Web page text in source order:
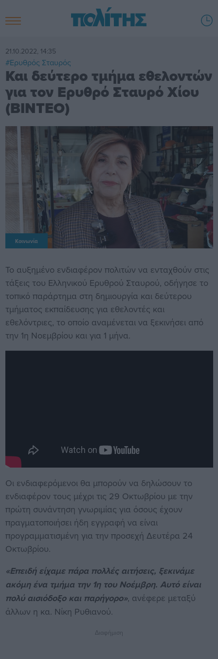
21.10.2022, 14:35
#Ερυθρός Σταυρός
Και δεύτερο τμήμα εθελοντών
για τον Ερυθρό Σταυρό Χίου
(BINTEO)
Κοινωνία
Το αυξημένο ενδιαφέρον πολιτών να ενταχθούν στις
τάξεις του Ελληνικού Ερυθρού Σταυρού, οδήγησε το
τοπικό παράρτημα στη δημιουργία και δεύτερου
τμήματος εκπαίδευσης για εθελοντές και
εθελόντριες, το οποίο αναμένεται να ξεκινήσει από
την 1η Νοεμβρίου και για 1 μήνα.
Οι ενδιαφερόμενοι θα μπορούν να δηλώσουν το
ενδιαφέρον τους μέχρι τις 29 Οκτωβρίου με την
πρώτη συνάντηση γνωριμίας για όσους έχουν
πραγματοποιήσει ήδη εγγραφή να είναι
προγραμματισμένη για την προσεχή Δευτέρα 24
Οκτωβρίου.
«Επειδή είχαμε πάρα πολλές αιτήσεις, ξεκινάμε
ακόμη ένα τμήμα την 1η του Νοέμβρη. Αυτό είναι
πολύ αισιόδοξο και παρήγορο», ανέφερε μεταξύ
άλλων η κα. Νίκη Ρυθιανού.
Διαφήμιση